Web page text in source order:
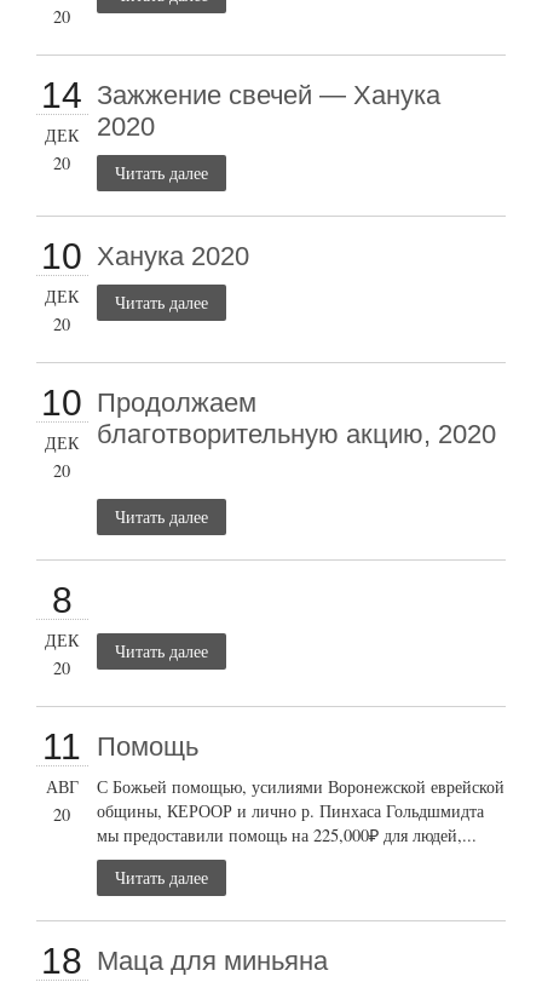
20
14
ДЕК
20
Зажжение свечей — Ханука
2020
Читать далее
10
ДЕК
20
Ханука 2020
Читать далее
10
ДЕК
20
Продолжаем
благотворительную акцию, 2020
Читать далее
8
ДЕК
20
Читать далее
11
АВГ
20
Помощь
С Божьей помощью, усилиями Воронежской еврейской
общины, КЕРООР и лично р. Пинхаса Гольдшмидта
мы предоставили помощь на 225,000₽ для людей,...
Читать далее
18 Маца для миньяна